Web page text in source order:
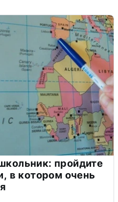
пройдите
в котором очень